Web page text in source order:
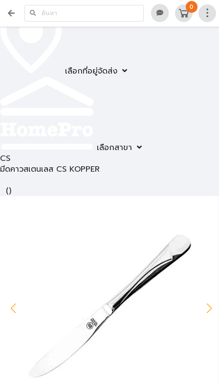
เลือกที่อยู่จัดส่ง
เลือกสาขา
0
CS
มีดคาวสเตนเลส CS KOPPER
()